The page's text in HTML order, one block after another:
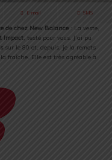
E-mail SMS
de chez New Balance : La veste,
Impact, testé pour vous. J’ai pu
sur le 80 et, depuis, je la remets
fraîche. Elle est très agréable à